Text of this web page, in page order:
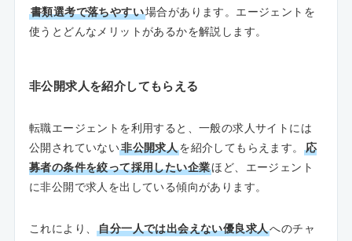
書類選考で落ちやすい場合があります。エージェントを
使うとどんなメリットがあるかを解説します。
非公開求人を紹介してもらえる
転職エージェントを利用すると、一般の求人サイトには
公開されていない非公開求人を紹介してもらえます。
応
募者の条件を絞って採用したい企業ほど、エージェント
に非公開で求人を出している傾向があります。
これにより、自分一人では出会えない優良求人へのチャ